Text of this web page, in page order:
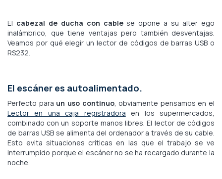
El cabezal de ducha con cablese opone a su alter ego
inalámbrico, que tiene ventajas pero también desventajas.
Veamos por qué elegir un lector de códigos de barras USB o
RS232.
El escáner es autoalimentado.
Perfecto para un uso continuo, obviamente pensamos en el
Lector en una caja registradora en los supermercados,
combinado con un soporte manos libres. El lector de códigos
de barras USB se alimenta del ordenador a través de su cable.
Esto evita situaciones críticas en las que el trabajo se ve
interrumpido porque el escáner no se ha recargado durante la
noche.